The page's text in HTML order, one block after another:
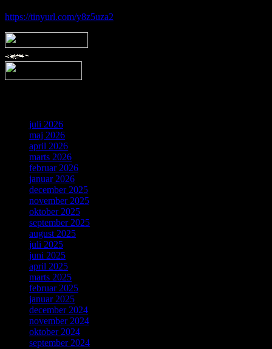
https://tinyurl.com/y8z5uza2
juli 2026
maj 2026
april 2026
marts 2026
februar 2026
januar 2026
december 2025
november 2025
oktober 2025
september 2025
august 2025
juli 2025
juni 2025
april 2025
marts 2025
februar 2025
januar 2025
december 2024
november 2024
oktober 2024
september 2024